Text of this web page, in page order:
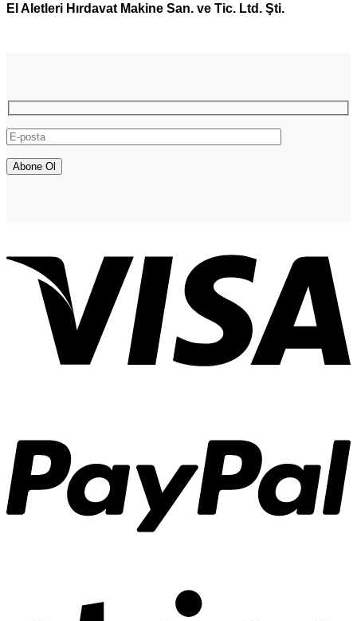
El Aletleri Hırdavat Makine San. ve Tic. Ltd. Şti.